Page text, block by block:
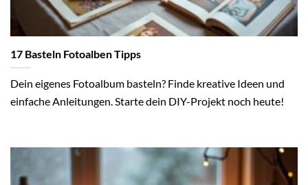
17 Basteln Fotoalben Tipps
Dein eigenes Fotoalbum basteln? Finde kreative Ideen und
einfache Anleitungen. Starte dein DIY-Projekt noch heute!